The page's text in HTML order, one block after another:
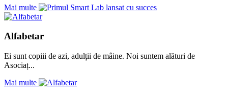
Mai multe
Alfabetar
Ei sunt copiii de azi, adulții de mâine. Noi suntem alături de
Asociaț...
Mai multe